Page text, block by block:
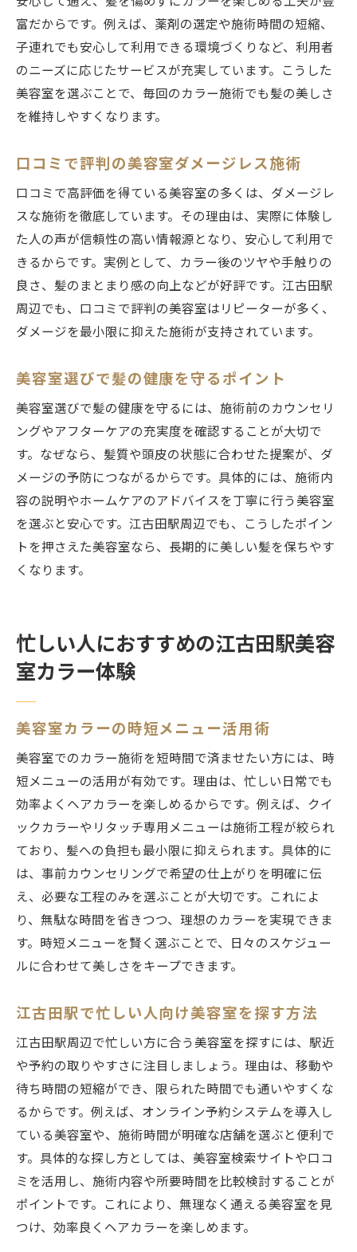
富だからです。例えば、薬剤の選定や施術時間の短縮、
子連れでも安心して利用できる環境づくりなど、利用者
のニーズに応じたサービスが充実しています。こうした
美容室を選ぶことで、毎回のカラー施術でも髪の美しさ
を維持しやすくなります。
口コミで評判の美容室ダメージレス施術
口コミで高評価を得ている美容室の多くは、ダメージレ
スな施術を徹底しています。その理由は、実際に体験し
た人の声が信頼性の高い情報源となり、安心して利用で
きるからです。実例として、カラー後のツヤや手触りの
良さ、髪のまとまり感の向上などが好評です。江古田駅
周辺でも、口コミで評判の美容室はリピーターが多く、
ダメージを最小限に抑えた施術が支持されています。
美容室選びで髪の健康を守るポイント
美容室選びで髪の健康を守るには、施術前のカウンセリ
ングやアフターケアの充実度を確認することが大切で
す。なぜなら、髪質や頭皮の状態に合わせた提案が、ダ
メージの予防につながるからです。具体的には、施術内
容の説明やホームケアのアドバイスを丁寧に行う美容室
を選ぶと安心です。江古田駅周辺でも、こうしたポイン
トを押さえた美容室なら、長期的に美しい髪を保ちやす
くなります。
忙しい人におすすめの江古田駅美容
室カラー体験
美容室カラーの時短メニュー活用術
美容室でのカラー施術を短時間で済ませたい方には、時
短メニューの活用が有効です。理由は、忙しい日常でも
効率よくヘアカラーを楽しめるからです。例えば、クイ
ックカラーやリタッチ専用メニューは施術工程が絞られ
ており、髪への負担も最小限に抑えられます。具体的に
は、事前カウンセリングで希望の仕上がりを明確に伝
え、必要な工程のみを選ぶことが大切です。これによ
り、無駄な時間を省きつつ、理想のカラーを実現できま
す。時短メニューを賢く選ぶことで、日々のスケジュー
ルに合わせて美しさをキープできます。
江古田駅で忙しい人向け美容室を探す方法
江古田駅周辺で忙しい方に合う美容室を探すには、駅近
や予約の取りやすさに注目しましょう。理由は、移動や
待ち時間の短縮ができ、限られた時間でも通いやすくな
るからです。例えば、オンライン予約システムを導入し
ている美容室や、施術時間が明確な店舗を選ぶと便利で
す。具体的な探し方としては、美容室検索サイトや口コ
ミを活用し、施術内容や所要時間を比較検討することが
ポイントです。これにより、無理なく通える美容室を見
つけ、効率良くヘアカラーを楽しめます。